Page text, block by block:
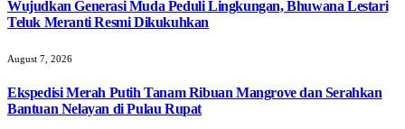
Wujudkan Generasi Muda Peduli Lingkungan, Bhuwana Lestari
Teluk Meranti Resmi Dikukuhkan
August 7, 2026
Ekspedisi Merah Putih Tanam Ribuan Mangrove dan Serahkan
Bantuan Nelayan di Pulau Rupat